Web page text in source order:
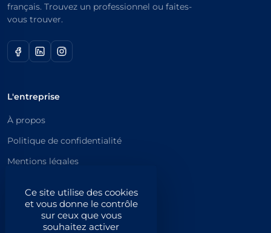
Ce site utilise des cookies
et vous donne le contrôle
sur ceux que vous
souhaitez activer
français. Trouvez un professionnel ou faites-
vous trouver.
L'entreprise
À propos
Politique de confidentialité
Mentions légales
Catégories principales
Catégories